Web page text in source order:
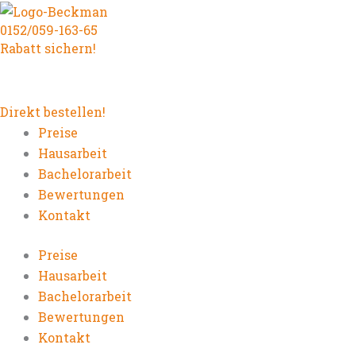
Zum
Inhalt
springen
0152/059-163-65
Rabatt sichern!
Direkt bestellen!
Preise
Hausarbeit
Bachelorarbeit
Bewertungen
Kontakt
Preise
Hausarbeit
Bachelorarbeit
Bewertungen
Kontakt